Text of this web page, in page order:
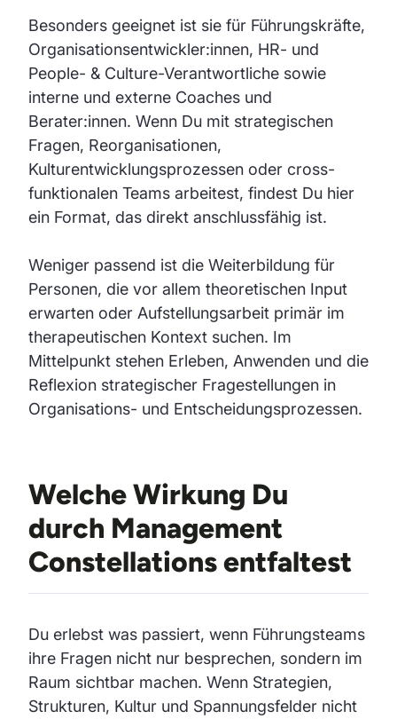
Besonders geeignet ist sie für Führungskräfte,
Organisationsentwickler:innen, HR- und
People- & Culture-Verantwortliche sowie
interne und externe Coaches und
Berater:innen. Wenn Du mit strategischen
Fragen, Reorganisationen,
Kulturentwicklungsprozessen oder cross-
funktionalen Teams arbeitest, findest Du hier
ein Format, das direkt anschlussfähig ist.
Weniger passend ist die Weiterbildung für
Personen, die vor allem theoretischen Input
erwarten oder Aufstellungsarbeit primär im
therapeutischen Kontext suchen. Im
Mittelpunkt stehen Erleben, Anwenden und die
Reflexion strategischer Fragestellungen in
Organisations- und Entscheidungsprozessen.
Welche Wirkung Du
durch Management
Constellations entfaltest
Du erlebst was passiert, wenn Führungsteams
ihre Fragen nicht nur besprechen, sondern im
Raum sichtbar machen. Wenn Strategien,
Strukturen, Kultur und Spannungsfelder nicht